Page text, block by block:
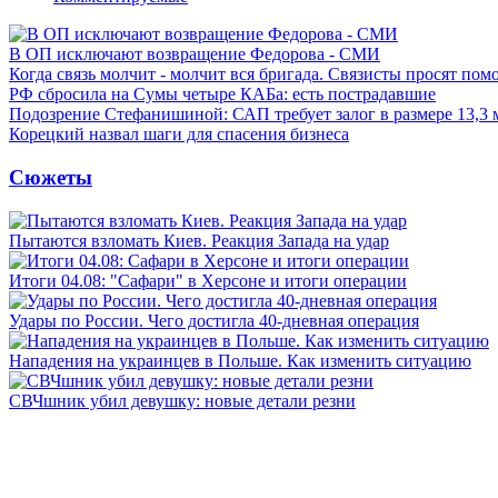
В ОП исключают возвращение Федорова - СМИ
Когда связь молчит - молчит вся бригада. Связисты просят
РФ сбросила на Сумы четыре КАБа: есть пострадавшие
Подозрение Стефанишиной: САП требует залог в размере 13,3
Корецкий назвал шаги для спасения бизнеса
Сюжеты
Пытаются взломать Киев. Реакция Запада на удар
Итоги 04.08: "Сафари" в Херсоне и итоги операции
Удары по России. Чего достигла 40-дневная операция
Нападения на украинцев в Польше. Как изменить ситуацию
СВЧшник убил девушку: новые детали резни